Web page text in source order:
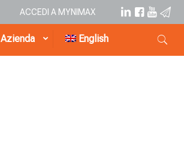
ACCEDI A MYNIMAX
Azienda English